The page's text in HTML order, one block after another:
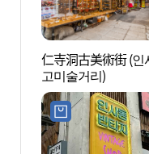
仁寺洞古美術街 (인
고미술거리)